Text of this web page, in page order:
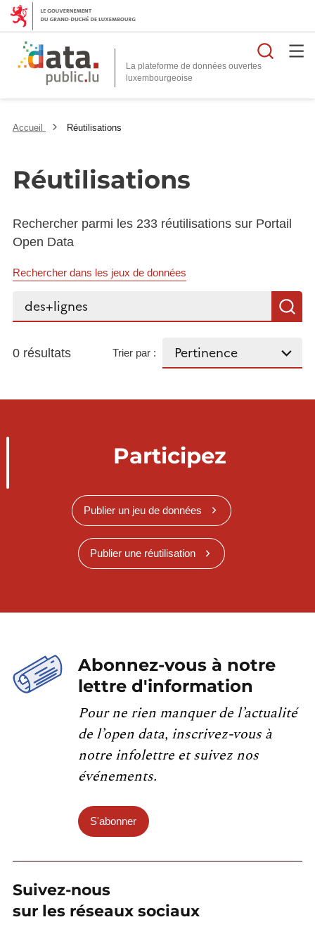
La plateforme de données ouvertes
Accueil Réutilisations
Réutilisations
Rechercher parmi les 233 réutilisations sur Portail
Open Data
Rechercher dans les jeux de données
Rechercher...
0 résultats Trier par :
Participez
Publier un jeu de données
Publier une réutilisation
Abonnez-vous à notre
lettre d'information
Pour ne rien manquer de l’actualité
de l’open data, inscrivez-vous à
notre infolettre et suivez nos
événements.
S'abonner
Suivez-nous
sur les réseaux sociaux